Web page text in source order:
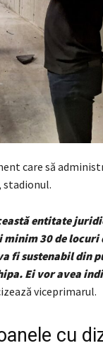
care să
entitate
30 de locuri
fi sustenabil din
Ei vor avea
viceprimarul.
cu